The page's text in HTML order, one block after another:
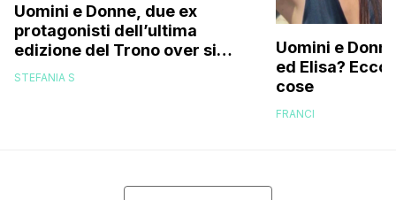
Uomini e Donne, due ex
protagonisti dell’ultima
edizione del Trono over si
stanno frequentando fuori dal
STEFANIA S
Uomini e
ed Elisa? Ecco
cose
FRANCI